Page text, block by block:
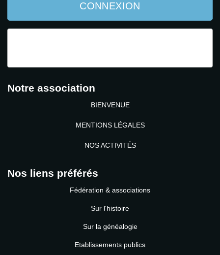
CONNEXION
Notre association
BIENVENUE
MENTIONS LÉGALES
NOS ACTIVITÉS
Nos liens préférés
Fédération & associations
Sur l'histoire
Sur la généalogie
Etablissements publics